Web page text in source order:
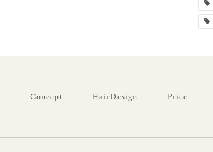
Concept HairDesign Price